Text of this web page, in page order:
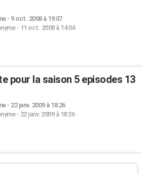
- 9 oct. 2008 à 19:07
- 11 oct. 2008 à 14:04
pour la saison 5 episodes 13
- 22 janv. 2009 à 18:26
- 22 janv. 2009 à 18:26